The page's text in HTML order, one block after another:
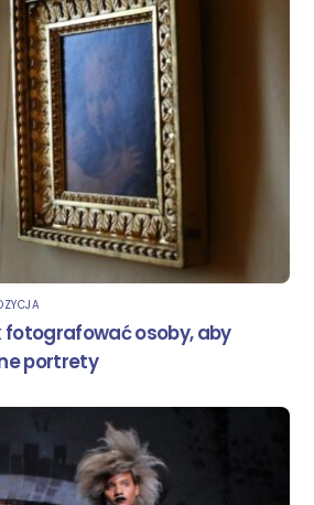
fotografować osoby, aby
portrety